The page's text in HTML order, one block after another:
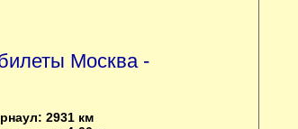
Москва -
2931 км